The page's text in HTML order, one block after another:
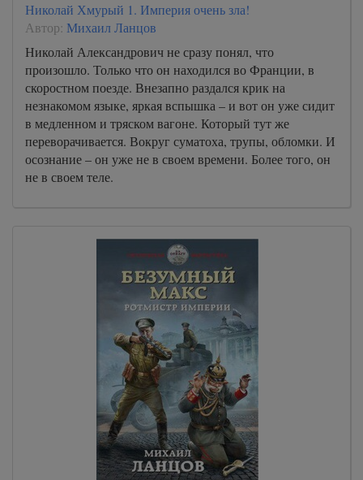
41
42
43
45
46
47
Николай Хмурый 1. Империя очень зла!
Автор: Михаил Ланцов
Николай Александрович не сразу понял, что
произошло. Только что он находился во Франции, в
скоростном поезде. Внезапно раздался крик на
незнакомом языке, яркая вспышка – и вот он уже сидит
в медленном и тряском вагоне. Который тут же
переворачивается. Вокруг суматоха, трупы, обломки. И
осознание – он уже не в своем времени. Более того, он
не в своем теле.